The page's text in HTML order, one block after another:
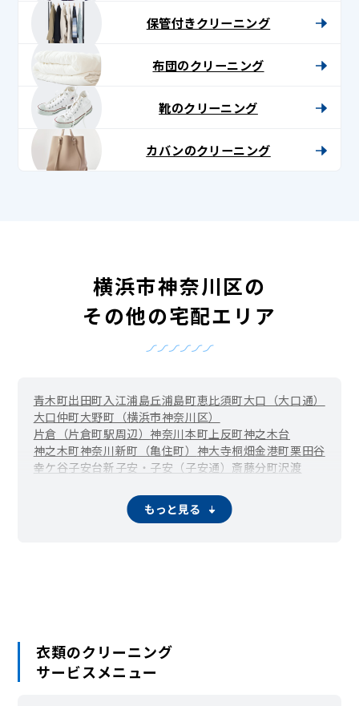
保管付きクリーニング
布団のクリーニング
靴のクリーニング
カバンのクリーニング
横浜市神奈川区の
その他の宅配エリア
青木町出田町入江浦島丘浦島町恵比須町大口（大口通）
大口仲町大野町（横浜市神奈川区）
片倉（片倉町駅周辺）神奈川本町上反町神之木台
神之木町神奈川新町（亀住町） 神大寺桐畑金港町栗田谷
幸ケ谷子安台新子安・子安（子安通） 斎藤分町沢渡
新浦島町 新町菅田町鈴繁町
富家町
鳥越（横浜市神奈川区）
もっと見る
衣類のクリーニング
サービスメニュー